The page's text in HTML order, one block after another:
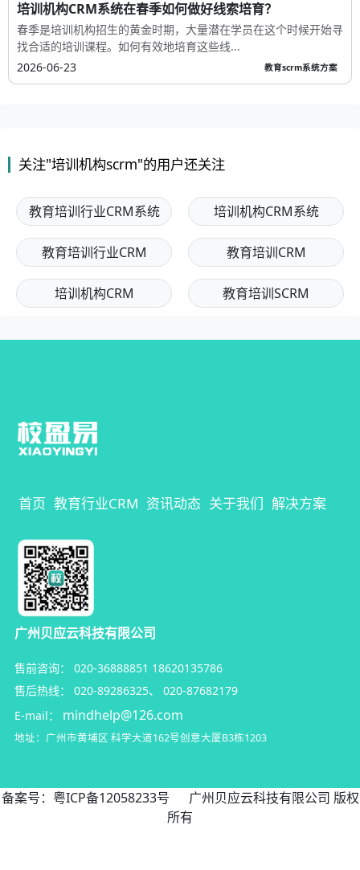
培训机构CRM系统在春季如何做好线索培育？
春季是培训机构招生的黄金时期，大量潜在学员在这个时候开始寻
找合适的培训课程。如何有效地培育这些线...
2026-06-23
教育scrm系统方案
关注"培训机构scrm"的用户还关注
教育培训行业CRM系统 培训机构CRM系统
教育培训行业CRM 教育培训CRM
培训机构CRM 教育培训SCRM
首页 教育行业CRM 资讯动态 关于我们 解决方案
广州贝应云科技有限公司
售前咨询： 020-36888851 18620135786
售后热线：
020-89286325、 020-87682179
E-mail：
mindhelp@126.com
地址：广州市黄埔区 科学大道162号创意大厦B3栋1203
备案号： 粤ICP备12058233号 广州贝应云科技有限公司 版权
所有